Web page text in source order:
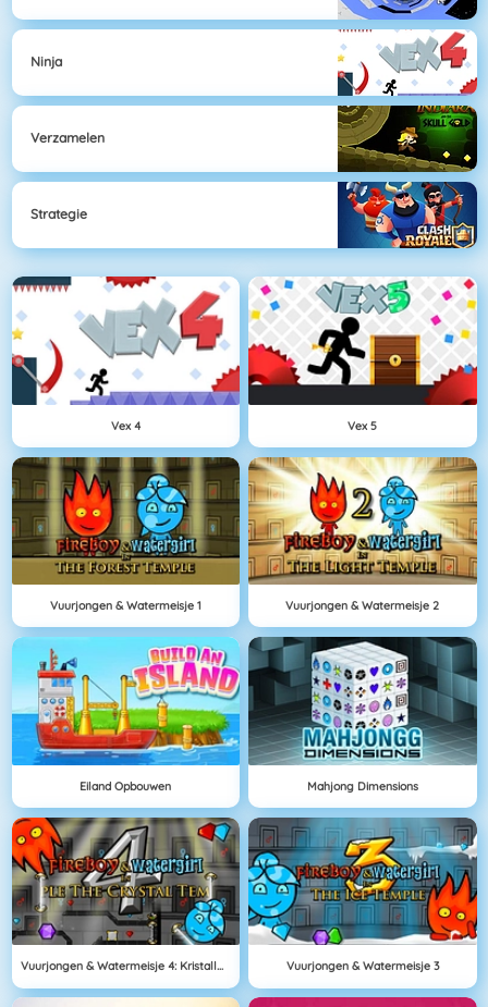
Ninja
Verzamelen
Strategie
Vex 4 Vex 5
Vuurjongen & Watermeisje 1 Vuurjongen & Watermeisje 2
Eiland Opbouwen Mahjong Dimensions
Vuurjongen & Watermeisje 4: Kristallen Tempel Vuurjongen & Watermeisje 3